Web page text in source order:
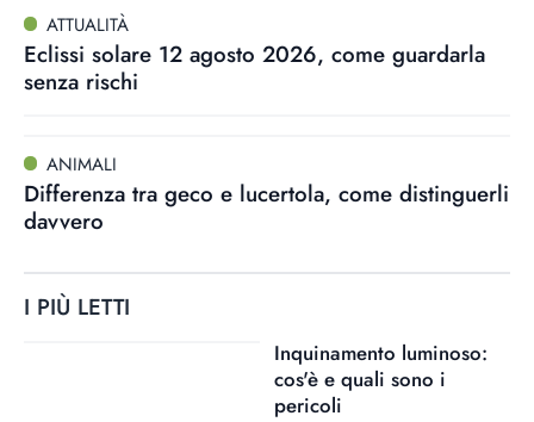
ATTUALITÀ
Eclissi solare 12 agosto 2026, come guardarla
senza rischi
ANIMALI
Differenza tra geco e lucertola, come distinguerli
davvero
I PIÙ LETTI
Inquinamento luminoso:
cos'è e quali sono i
pericoli